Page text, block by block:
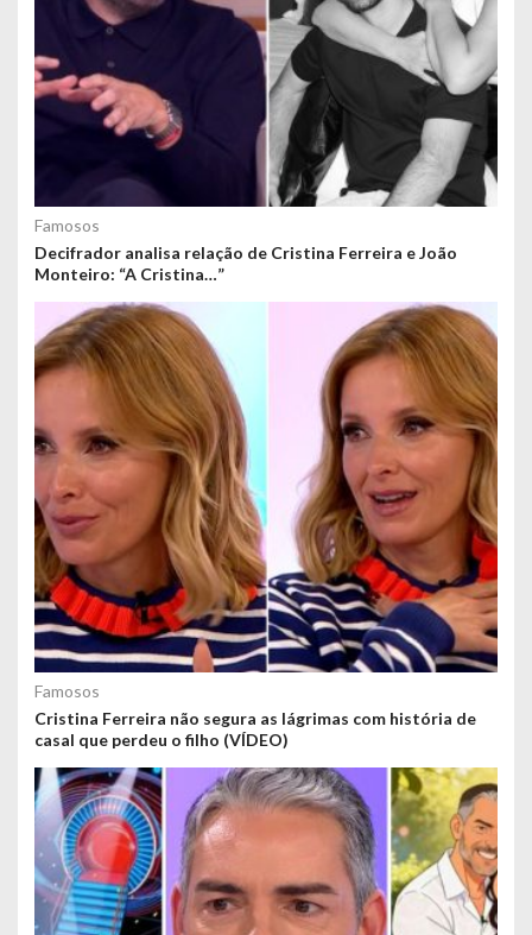
Famosos
Decifrador analisa relação de Cristina Ferreira e João
Monteiro: “A Cristina…”
Famosos
Cristina Ferreira não segura as lágrimas com história de
casal que perdeu o filho (VÍDEO)